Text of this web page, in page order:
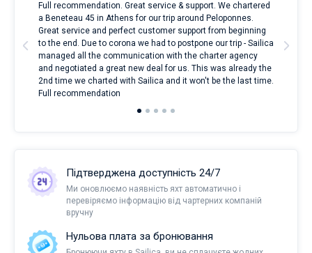
Full recommendation. Great service & support. We chartered
a Beneteau 45 in Athens for our trip around Peloponnes.
Great service and perfect customer support from beginning
to the end. Due to corona we had to postpone our trip - Sailica
managed all the communication with the charter agency
and negotiated a great new deal for us. This was already the
2nd time we charted with Sailica and it won't be the last time.
Full recommendation
Підтверджена доступність 24/7
Ми оновлюємо наявність яхт автоматично і
перевіряємо інформацію від чартерних компаній
вручну
Нульова плата за бронювання